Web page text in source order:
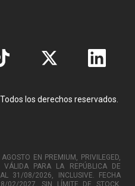
los derechos reservados.
EN PREMIUM, PRIVILEGED,
VÁLIDA PARA LA REPÚBLICA DE
31/08/2026, INCLUSIVE. FECHA
02/2027. SIN LÍMITE DE STOCK.